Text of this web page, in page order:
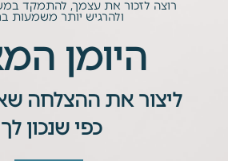
רוצה לזכור את עצמך, להתמקד
ולהרגיש יותר משמעות
היומן
ליצור את ההצלחה
כפי שנכון